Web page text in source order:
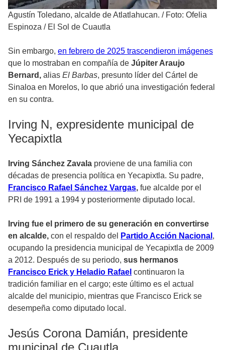
Agustín Toledano, alcalde de Atlatlahucan. / Foto: Ofelia
Espinoza / El Sol de Cuautla
Sin embargo, en febrero de 2025 trascendieron imágenes
que lo mostraban en compañía de Júpiter Araujo
Bernard, alias El Barbas, presunto líder del Cártel de
Sinaloa en Morelos, lo que abrió una investigación federal
en su contra.
Irving N, expresidente municipal de
Yecapixtla
Irving Sánchez Zavala proviene de una familia con
décadas de presencia política en Yecapixtla. Su padre,
Francisco Rafael Sánchez Vargas, fue alcalde por el
PRI de 1991 a 1994 y posteriormente diputado local.
Irving fue el primero de su generación en convertirse
en alcalde, con el respaldo del Partido Acción Nacional ,
ocupando la presidencia municipal de Yecapixtla de 2009
a 2012. Después de su periodo, sus hermanos
Francisco Erick y Heladio Rafael continuaron la
tradición familiar en el cargo; este último es el actual
alcalde del municipio, mientras que Francisco Erick se
desempeña como diputado local.
Jesús Corona Damián, presidente